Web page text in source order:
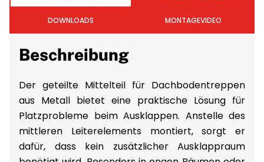
DOWNLOADS MONTAGEVIDEO
Beschreibung
Der geteilte Mittelteil für Dachbodentreppen
aus Metall bietet eine praktische Lösung für
Platzprobleme beim Ausklappen. Anstelle des
mittleren Leiterelements montiert, sorgt er
dafür, dass kein zusätzlicher Ausklappraum